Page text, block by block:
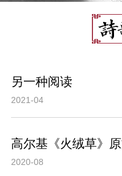
另一种阅读
2021-04
高尔基《火绒草》
2020-08